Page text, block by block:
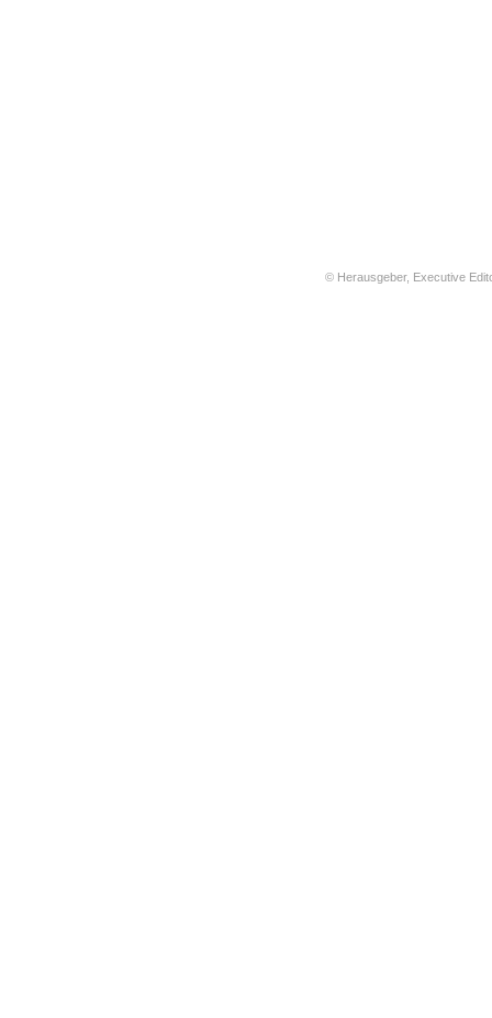
© Herausgeber, Executive